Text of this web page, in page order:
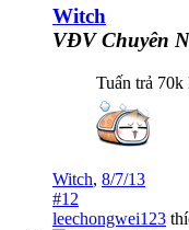
Witch
VĐV Chuyên
Tuấn trả 70k
Witch, 8/7/13
#12
leechongwei123